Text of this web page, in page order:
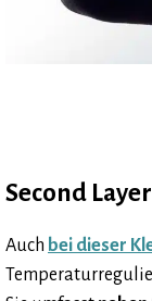
Second Layer
Auch bei dieser